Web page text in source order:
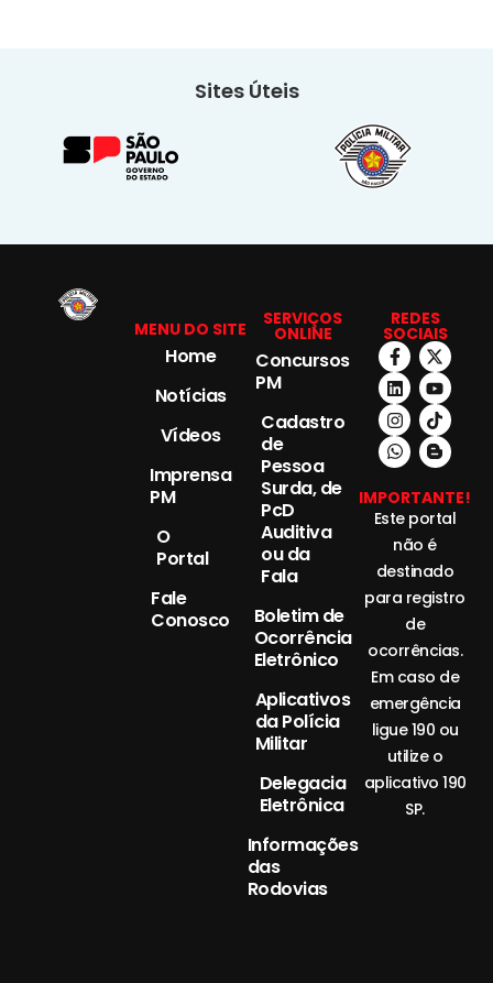
Sites Úteis
MENU DO SITE
Home
Notícias
Vídeos
Imprensa
PM
O
Portal
Fale
Conosco
SERVIÇOS
ONLINE
Concursos
PM
Cadastro
de
Pessoa
Surda, de
PcD
Auditiva
ou da
Fala
Boletim de
Ocorrência
Eletrônico
Aplicativos
da Polícia
Militar
Delegacia
Eletrônica
Informações
das
Rodovias
REDES
SOCIAIS
IMPORTANTE!
Este portal
não é
destinado
para registro
de
ocorrências.
Em caso de
emergência
ligue 190 ou
utilize o
aplicativo 190
SP.